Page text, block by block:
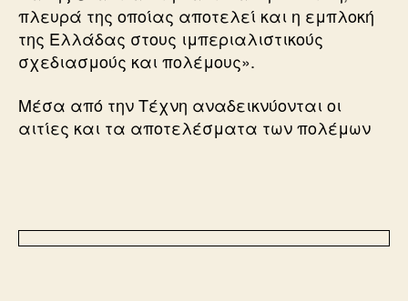
πλευρά της οποίας αποτελεί και η εμπλοκή
της Ελλάδας στους ιμπεριαλιστικούς
σχεδιασμούς και πολέμους».
Μέσα από την Τέχνη αναδεικνύονται οι
αιτίες και τα αποτελέσματα των πολέμων